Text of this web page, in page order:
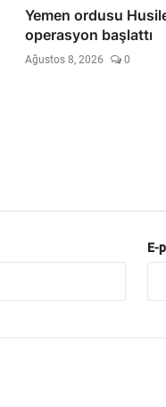
Yemen ordusu
operasyon başlattı
Ağustos 8, 2026 0
E-